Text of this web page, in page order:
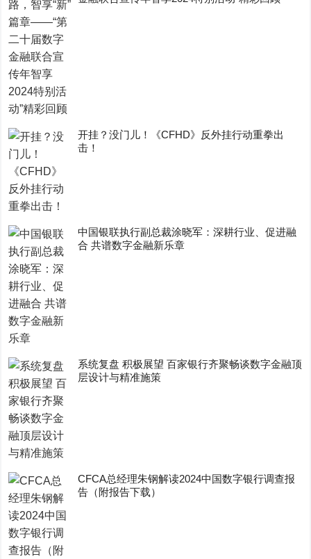
开挂？没门儿！《CFHD》反外挂行动重拳出
击！
中国银联执行副总裁涂晓军：深耕行业、促进融
合 共谱数字金融新乐章
系统复盘 积极展望 百家银行齐聚畅谈数字金融顶
层设计与精准施策
CFCA总经理朱钢解读2024中国数字银行调查报
告（附报告下载）